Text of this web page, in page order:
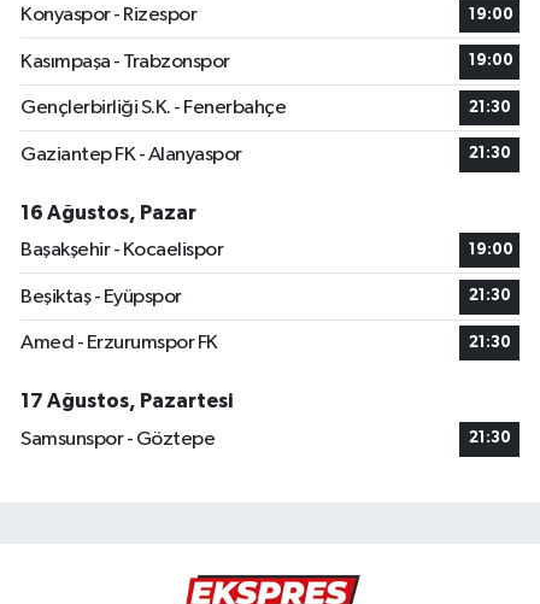
Konyaspor - Rizespor
19:00
Kasımpaşa - Trabzonspor 19:00
Gençlerbirliği S.K. - Fenerbahçe 21:30
Gaziantep FK - Alanyaspor 21:30
16 Ağustos, Pazar
Başakşehir - Kocaelispor
19:00
Beşiktaş - Eyüpspor 21:30
Amed - Erzurumspor FK 21:30
17 Ağustos, Pazartesi
Samsunspor - Göztepe
21:30